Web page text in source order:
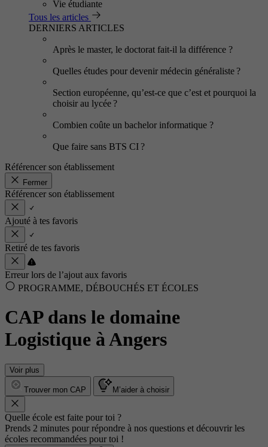
Vie étudiante
Tous les articles
DERNIERS ARTICLES
Après le master, le doctorat fait-il la différence ?
Quelles études pour devenir médecin généraliste ?
Section européenne, qu’est-ce que c’est et pourquoi la
choisir au lycée ?
Combien coûte un bachelor informatique ?
Que faire sans BTS CI ?
Référencer son établissement
Fermer
Référencer son établissement
Ajouté à tes favoris
Retiré de tes favoris
Erreur lors de l’ajout aux favoris
PROGRAMME, DÉBOUCHÉS ET ÉCOLES
CAP dans le domaine
Logistique à Angers
Voir plus
Trouver mon CAP M’aider à choisir
Quelle école est faite pour toi ?
Prends 2 minutes pour répondre à nos questions et découvrir les
écoles recommandées pour toi !